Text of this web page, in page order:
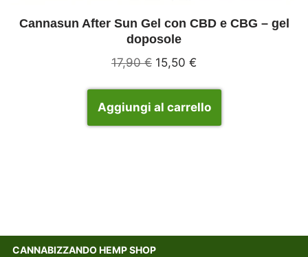
Cannasun After Sun Gel con CBD e CBG – gel
doposole
17,90€ 15,50 €
Aggiungi al carrello
CANNABIZZANDO HEMP SHOP